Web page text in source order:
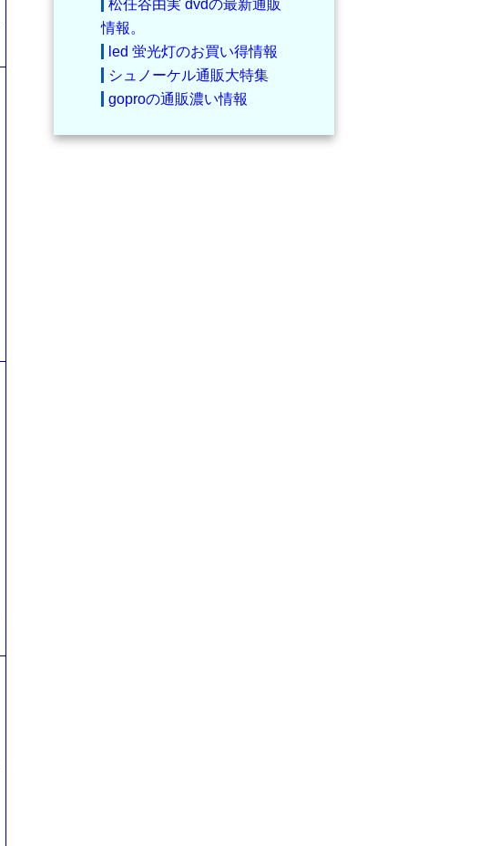
松任谷由実 dvdの最新通販
情報。
led 蛍光灯のお買い得情報
シュノーケル通販大特集
goproの通販濃い情報